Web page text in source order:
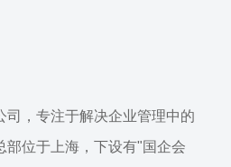
，专注于解决企业管理中的
部位于上海，下设有"国企会